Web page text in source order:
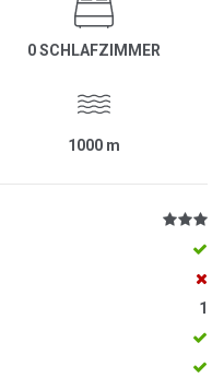
0 SCHLAFZIMMER
1000 m
1